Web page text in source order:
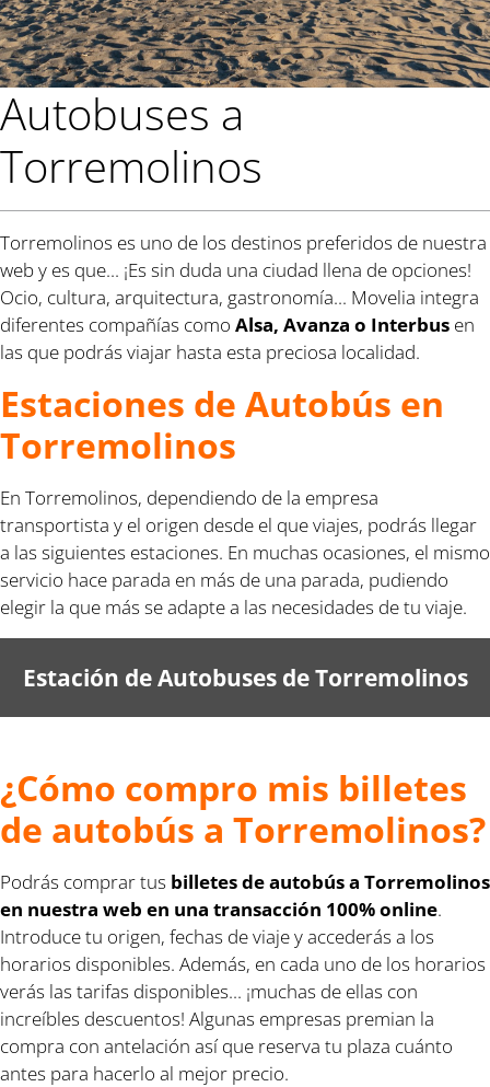
Autobuses a
Torremolinos
Torremolinos es uno de los destinos preferidos de nuestra
web y es que... ¡Es sin duda una ciudad llena de opciones!
Ocio, cultura, arquitectura, gastronomía... Movelia integra
diferentes compañías como Alsa, Avanza o Interbus en
las que podrás viajar hasta esta preciosa localidad.
Estaciones de Autobús en
Torremolinos
En Torremolinos, dependiendo de la empresa
transportista y el origen desde el que viajes, podrás llegar
a las siguientes estaciones. En muchas ocasiones, el mismo
servicio hace parada en más de una parada, pudiendo
elegir la que más se adapte a las necesidades de tu viaje.
Estación de Autobuses de Torremolinos
¿Cómo compro mis billetes
de autobús a Torremolinos?
Podrás comprar tus billetes de autobús a Torremolinos
en nuestra web en una transacción 100% online.
Introduce tu origen, fechas de viaje y accederás a los
horarios disponibles. Además, en cada uno de los horarios
verás las tarifas disponibles... ¡muchas de ellas con
increíbles descuentos! Algunas empresas premian la
compra con antelación así que reserva tu plaza cuánto
antes para hacerlo al mejor precio.